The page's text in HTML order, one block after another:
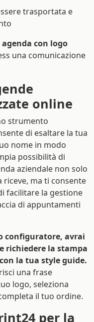
trasportata e
con logo
una comunicazione
online
strumento
di esaltare la tua
nome in modo
possibilità di
aziendale non solo
riceve, ma ti consente
facilitare la gestione
di appuntamenti
configuratore, avrai
richiedere la stampa
la tua style guide.
una frase
logo, seleziona
il tuo ordine.
per la